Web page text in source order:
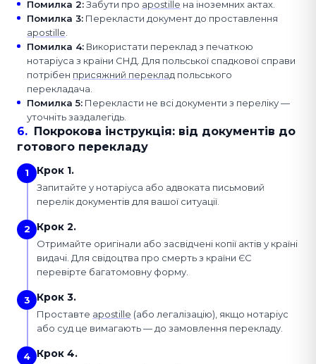
Помилка 2:Забути про apostille на іноземних актах.
Помилка 3: Перекласти документ до проставлення
apostille
Помилка 4: Використати переклад з печаткою
нотаріуса з країни СНД. Для польської спадкової справи
потрібен присяжний переклад польського
перекладача.
Помилка 5: Перекласти не всі документи з переліку —
уточніть заздалегідь.
6. Покрокова інструкція: від документів до
готового перекладу
1 Крок 1.
Запитайте у нотаріуса або адвоката письмовий
перелік документів для вашої ситуації.
2 Крок 2.
Отримайте оригінали або засвідчені копії актів у країні
видачі. Для свідоцтва про смерть з країни ЄС
перевірте багатомовну форму.
3 Крок 3.
Проставте apostille (або легалізацію), якщо нотаріус
або суд це вимагають — до замовлення перекладу.
4 Крок 4.